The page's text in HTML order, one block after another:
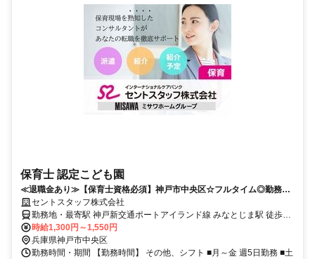
保育士 認定こども園
≪退職金あり≫【保育士資格必須】神戸市中央区☆フルタイム◎勤務時
期相談OK☆
セントスタッフ株式会社
勤務地・最寄駅 神戸新交通ポートアイランド線 みなとじま駅 徒歩5
分
時給1,300円～1,550円
兵庫県神戸市中央区
勤務時間・期間 【勤務時間】 その他、シフト ■月～金 週5日勤務 ■土